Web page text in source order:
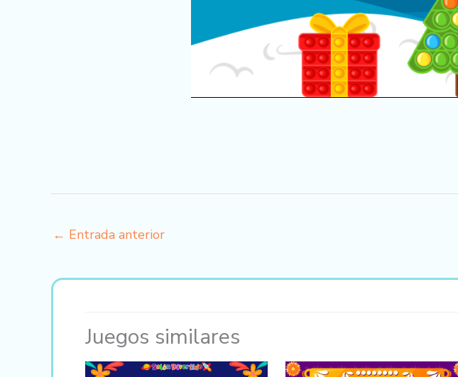
← Entrada anterior
Juegos similares